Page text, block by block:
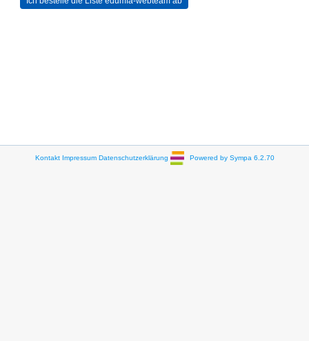
Kontakt Impressum Datenschutzerklärung Powered by Sympa 6.2.70